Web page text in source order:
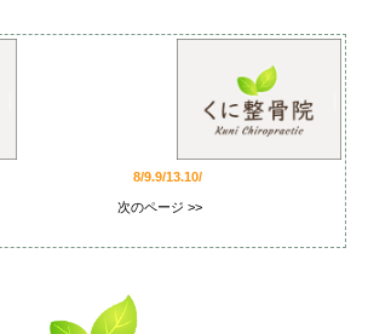
8/9.9/13.10/
次のページ >>